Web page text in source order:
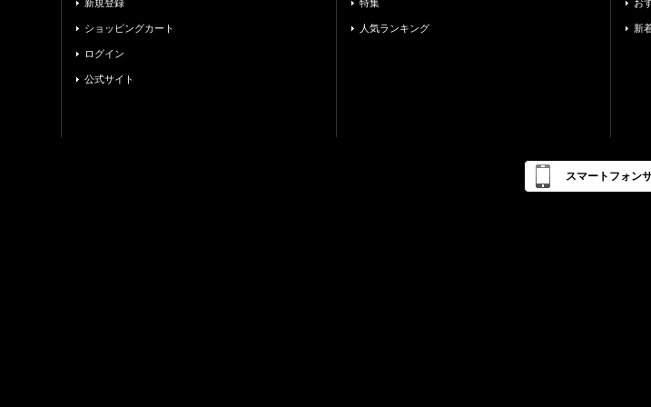
新規登録
ショッピングカート
ログイン
公式サイト
特集
人気ランキング
お
新
スマートフォン